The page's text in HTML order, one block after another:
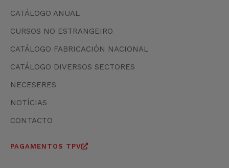
CATÁLOGO ANUAL
CURSOS NO ESTRANGEIRO
CATÁLOGO FABRICACIÓN NACIONAL
CATÁLOGO DIVERSOS SECTORES
NECESERES
NOTÍCIAS
CONTACTO
PAGAMENTOS TPV